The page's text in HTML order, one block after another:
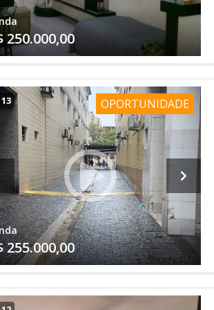
250.000,00
13 OPORTUNIDADE
255.000,00